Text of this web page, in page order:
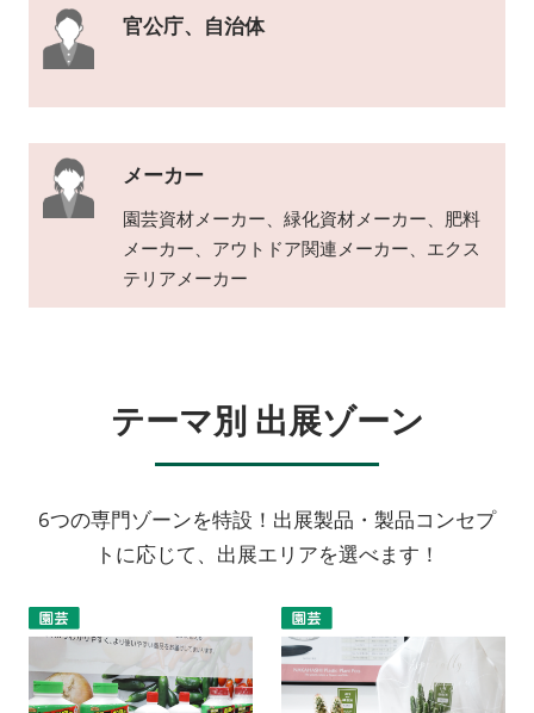
官公庁、自治体
メーカー
園芸資材メーカー、緑化資材メーカー、肥料
メーカー、アウトドア関連メーカー、エクス
テリアメーカー
テーマ別 出展ゾーン
6つの専門ゾーンを特設！出展製品・製品コンセプ
トに応じて、出展エリアを選べます！